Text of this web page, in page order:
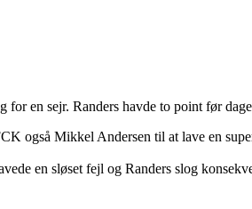
en sejr. Randers havde to point før
også Mikkel Andersen til at lave en
en sløset fejl og Randers slog